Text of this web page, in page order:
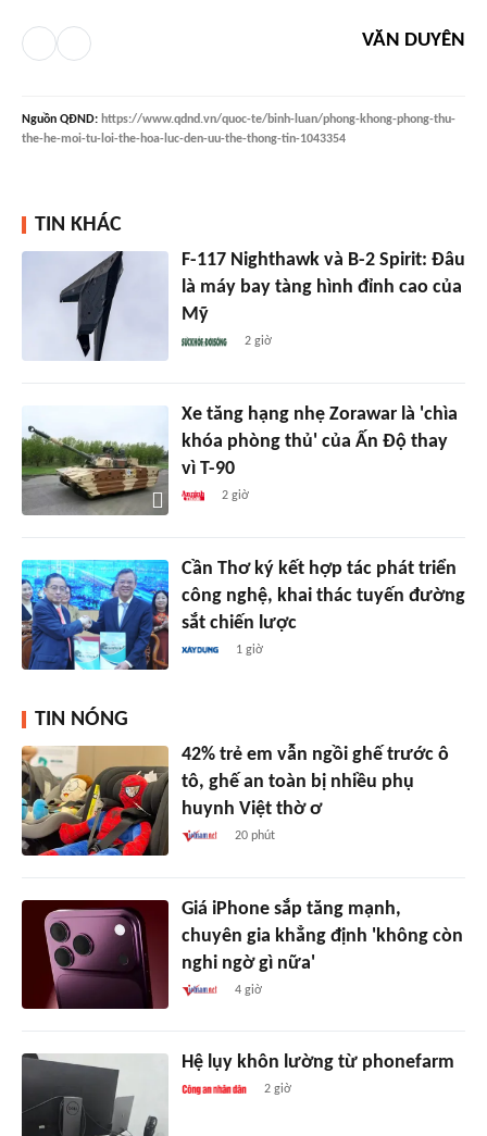
VĂN DUYÊN
Nguồn QĐND: https://www.qdnd.vn/quoc-te/binh-luan/phong-khong-phong-thu-
the-he-moi-tu-loi-the-hoa-luc-den-uu-the-thong-tin-1043354
TIN KHÁC
F-117 Nighthawk và B-2 Spirit: Đâu
là máy bay tàng hình đỉnh cao của
Mỹ
2 giờ
Xe tăng hạng nhẹ Zorawar là 'chìa
khóa phòng thủ' của Ấn Độ thay
vì T-90
2 giờ
Cần Thơ ký kết hợp tác phát triển
công nghệ, khai thác tuyến đường
sắt chiến lược
1 giờ
TIN NÓNG
42% trẻ em vẫn ngồi ghế trước ô
tô, ghế an toàn bị nhiều phụ
huynh Việt thờ ơ
20 phút
Giá iPhone sắp tăng mạnh,
chuyên gia khẳng định 'không còn
nghi ngờ gì nữa'
4 giờ
Hệ lụy khôn lường từ phonefarm
2 giờ